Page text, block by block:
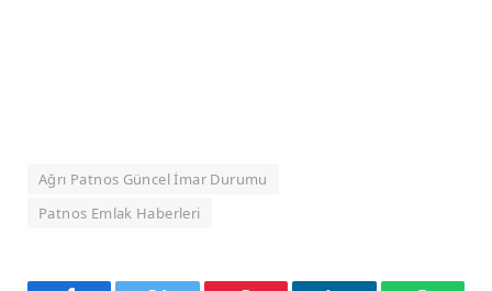
Ağrı Patnos Güncel İmar Durumu
Patnos Emlak Haberleri